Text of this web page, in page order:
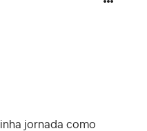
jornada como